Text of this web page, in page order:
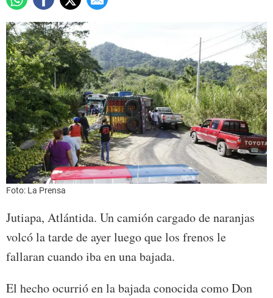
Foto: La Prensa
Jutiapa, Atlántida. Un camión cargado de naranjas
volcó la tarde de ayer luego que los frenos le
fallaran cuando iba en una bajada.
El hecho ocurrió en la bajada conocida como Don